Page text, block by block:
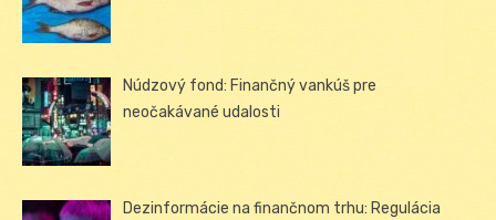
Núdzový fond: Finančný vankúš pre
neočakávané udalosti
Dezinformácie na finančnom trhu: Regulácia